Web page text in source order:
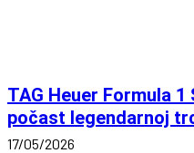
TAG Heuer Formula
počast legendarnoj
17/05/2026